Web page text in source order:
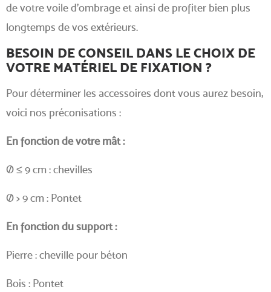
de votre voile d'ombrage et ainsi de profiter bien plus
longtemps de vos extérieurs.
BESOIN DE CONSEIL DANS LE CHOIX DE
VOTRE MATÉRIEL DE FIXATION ?
Pour déterminer les accessoires dont vous aurez besoin,
voici nos préconisations :
En fonction de votre mât :
Ø ≤ 9 cm : chevilles
Ø > 9 cm : Pontet
En fonction du support :
Pierre : cheville pour béton
Bois : Pontet